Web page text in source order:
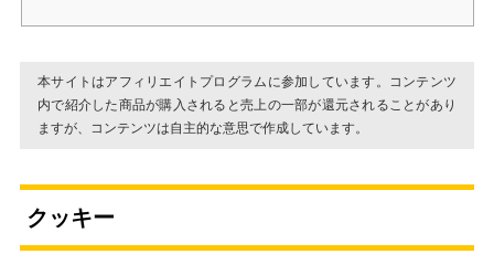
本サイトはアフィリエイトプログラムに参加しています。コンテンツ
内で紹介した商品が購入されると売上の一部が還元されることがあり
ますが、コンテンツは自主的な意思で作成しています。
クッキー